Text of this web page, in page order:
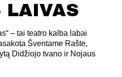
LAIVAS
– tai teatro kalba labai
Šventame Rašte,
Didžiojo tvano ir Nojaus